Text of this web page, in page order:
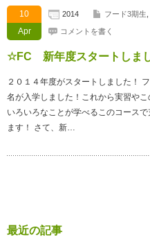
10
Apr
2014 フード3期生
コメントを書く
☆FC 新年度スタートしま
２０１４年度がスタートしました！
名が入学しました！これから実習や
いろいろなことが学べるこのコース
ます！ さて、新…
最近の記事